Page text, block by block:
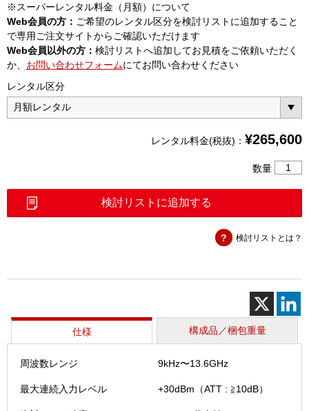
※スーパーレンタル料金（月額）について
Web会員の方： ご希望のレンタル区分を検討リストに追加すること
で専用ご注文サイトからご確認いただけます
Web会員以外の方： 検討リストへ追加してお見積をご依頼いただく
か、 お問い合わせフォームにてお問い合わせください
レンタル区分
レンタル料金(税抜)： ¥265,600
数量
ド
ク
ト
ラ
検討リストに追加する
検討リストとは？
仕様 構成品／梱包重量
周波数レンジ 9kHz〜13.6GHz
最大連続入力レベル +30dBm（ATT : ≧10dB）